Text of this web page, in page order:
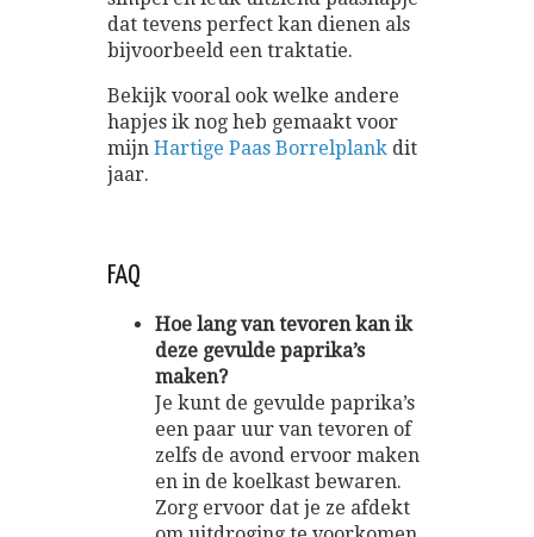
dat tevens perfect kan dienen als
bijvoorbeeld een traktatie.
Bekijk vooral ook welke andere
hapjes ik nog heb gemaakt voor
mijn Hartige Paas Borrelplank dit
jaar.
FAQ
Hoe lang van tevoren kan ik
deze gevulde paprika’s
maken?
Je kunt de gevulde paprika’s
een paar uur van tevoren of
zelfs de avond ervoor maken
en in de koelkast bewaren.
Zorg ervoor dat je ze afdekt